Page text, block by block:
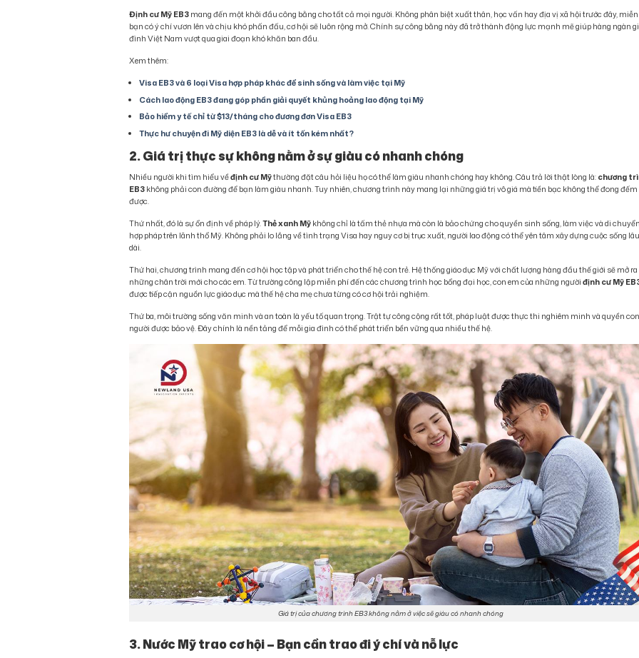
Định cư Mỹ EB3 mang đến một khởi đầu công bằng cho tất cả mọi người. Không phân biệt xuất thân, học vấn hay địa vị xã hội trước đây, miễn
bạn có ý chí vươn lên và chịu khó phấn đấu, cơ hội sẽ luôn rộng mở. Chính sự công bằng này đã trở thành động lực mạnh mẽ giúp hàng ngàn
đình Việt Nam vượt qua giai đoạn khó khăn ban đầu.
Xem thêm:
Visa EB3 và 6 loại Visa hợp pháp khác để sinh sống và làm việc tại Mỹ
Cách lao động EB3 đang góp phần giải quyết khủng hoảng lao động tại Mỹ
Bảo hiểm y tế chỉ từ $13/tháng cho đương đơn Visa EB3
Thực hư chuyện đi Mỹ diện EB3 là dễ và ít tốn kém nhất?
2. Giá trị thực sự không nằm ở sự giàu có nhanh chóng
Nhiều người khi tìm hiểu vềđịnh cư Mỹthường đặt câu hỏi liệu họ có thể làm giàu nhanh chóng hay không. Câu trả lời thật lòng là: chương
EB3 không phải con đường để bạn làm giàu nhanh. Tuy nhiên, chương trình này mang lại những giá trị vô giá mà tiền bạc không thể đong đếm
được.
Thứ nhất, đó là sự ổn định về pháp lý.Thẻ xanh Mỹ không chỉ là tấm thẻ nhựa mà còn là bảo chứng cho quyền sinh sống, làm việc và di chuyển
hợp pháp trên lãnh thổ Mỹ. Không phải lo lắng về tình trạng Visa hay nguy cơ bị trục xuất, người lao động có thể yên tâm xây dựng cuộc sống lâu
dài.
Thứ hai, chương trình mang đến cơ hội học tập và phát triển cho thế hệ con trẻ. Hệ thống giáo dục Mỹ với chất lượng hàng đầu thế giới sẽ mở ra
những chân trời mới cho các em. Từ trường công lập miễn phí đến các chương trình học bổng đại học, con em của những ngườiđịnh cư Mỹ
được tiếp cận nguồn lực giáo dục mà thế hệ cha mẹ chưa từng có cơ hội trải nghiệm.
Thứ ba, môi trường sống văn minh và an toàn là yếu tố quan trọng. Trật tự công cộng rất tốt, pháp luật được thực thi nghiêm minh và quyền con
người được bảo vệ. Đây chính là nền tảng để mỗi gia đình có thể phát triển bền vững qua nhiều thế hệ.
Giá trị của chương trình EB3 không nằm ở việc sẽ giàu có nhanh chóng
3. Nước Mỹ trao cơ hội – Bạn cần trao đi ý chí và nỗ lực